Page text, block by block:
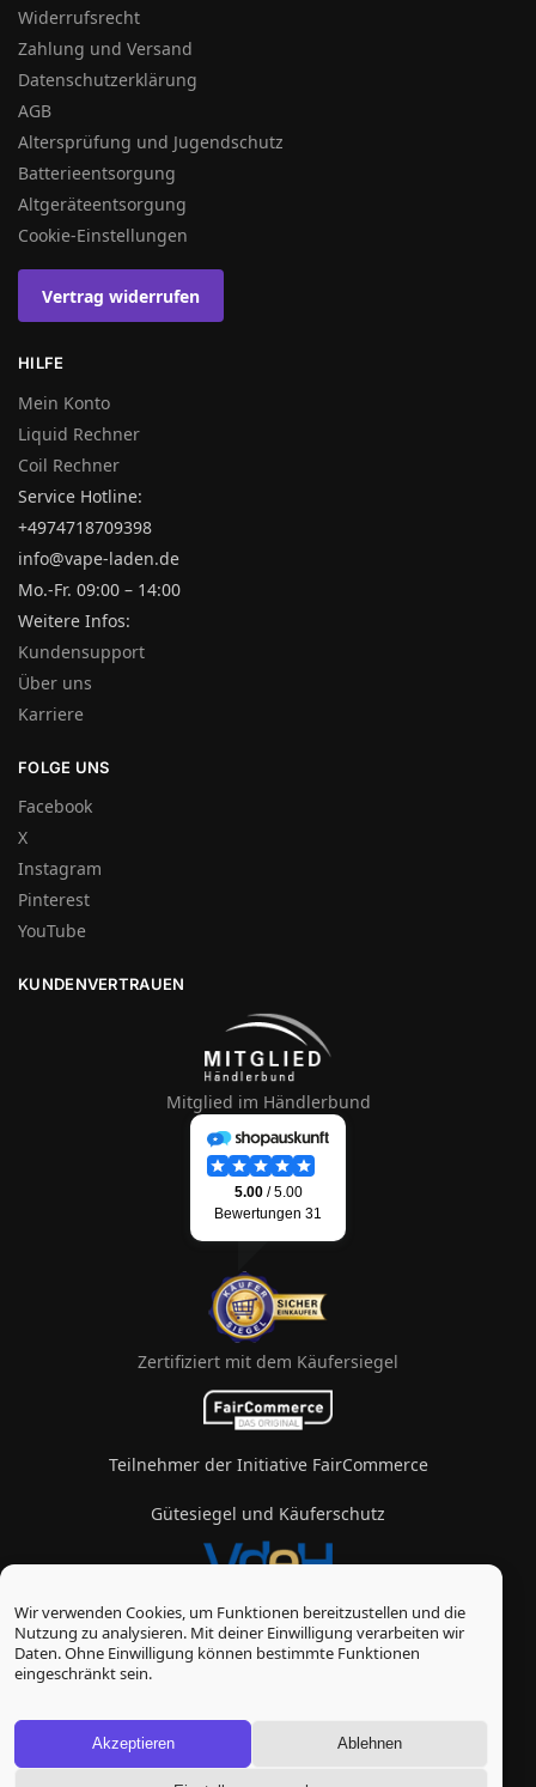
Wir verwenden Cookies, um Funktionen bereitzustellen und die
Nutzung zu analysieren. Mit deiner Einwilligung verarbeiten wir
Daten. Ohne Einwilligung können bestimmte Funktionen
eingeschränkt sein.
Akzeptieren Ablehnen
Widerrufsrecht
Zahlung und Versand
Datenschutzerklärung
AGB
Altersprüfung und Jugendschutz
Batterieentsorgung
Altgeräteentsorgung
Cookie-Einstellungen
Vertrag widerrufen
HILFE
Mein Konto
Liquid Rechner
Coil Rechner
Service Hotline:
+4974718709398
info@vape-laden.de
Mo.-Fr. 09:00 – 14:00
Weitere Infos:
Kundensupport
Über uns
Karriere
FOLGE UNS
Facebook
X
Instagram
Pinterest
YouTube
KUNDENVERTRAUEN
Mitglied im Händlerbund
Zertifiziert mit dem Käufersiegel
Teilnehmer der Initiative FairCommerce
Gütesiegel und Käuferschutz
Mitglied im Verband des eZigarettenhandels
© Vape-Laden 2026
Versandkosten , wenn nicht anders beschrieben